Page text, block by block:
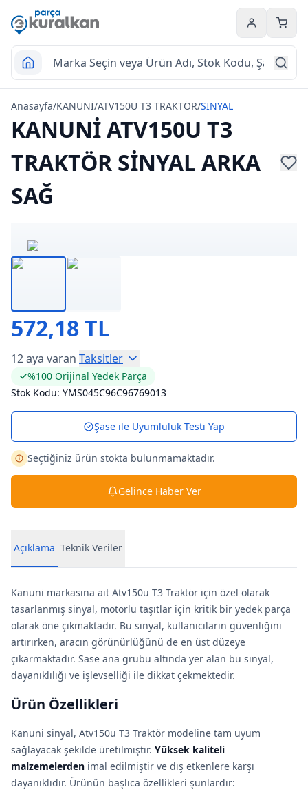
Hesabım
Anasayfa/KANUNİ/ATV150U T3 TRAKTÖR/SİNYAL
KANUNİ ATV150U T3
TRAKTÖR SİNYAL ARKA
SAĞ
572,18 TL
12 aya varan Taksitler
%100 Orijinal Yedek Parça
Stok Kodu: YMS045C96C96769013
Şase ile Uyumluluk Testi Yap
Seçtiğiniz ürün stokta bulunmamaktadır.
Gelince Haber Ver
Açıklama Teknik Veriler
Kanuni markasına ait Atv150u T3 Traktör için özel olarak
tasarlanmış sinyal, motorlu taşıtlar için kritik bir yedek parça
olarak öne çıkmaktadır. Bu sinyal, kullanıcıların güvenliğini
artırırken, aracın görünürlüğünü de en üst düzeye
çıkarmaktadır. Sase ana grubu altında yer alan bu sinyal,
dayanıklılığı ve işlevselliği ile dikkat çekmektedir.
Ürün Özellikleri
Kanuni sinyal, Atv150u T3 Traktör modeline tam uyum
sağlayacak şekilde üretilmiştir. Yüksek kaliteli
malzemelerden imal edilmiştir ve dış etkenlere karşı
dayanıklıdır. Ürünün başlıca özellikleri şunlardır: